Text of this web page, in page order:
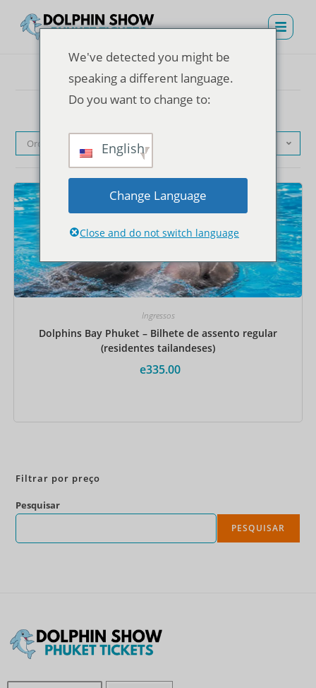
Ordenação padrão
Ingressos
Dolphins Bay Phuket – Bilhete de assento regular
(residentes tailandeses)
e335.00
Filtrar por preço
Pesquisar
PESQUISAR
We've detected you might be
speaking a different language.
Do you want to change to:
English
Change Language
Close and do not switch language